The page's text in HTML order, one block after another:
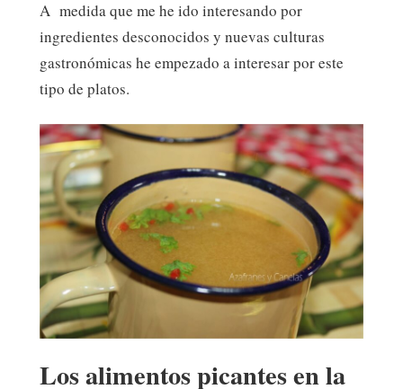
A medida que me he ido interesando por
ingredientes desconocidos y nuevas culturas
gastronómicas he empezado a interesar por este
tipo de platos.
Los alimentos picantes en la